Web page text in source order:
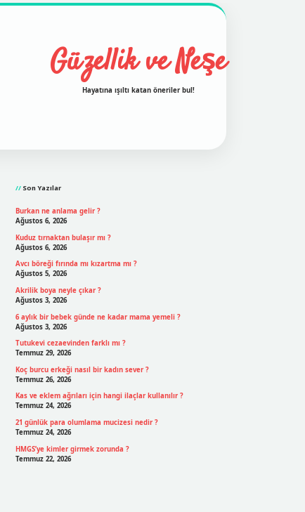
Güzellik ve Neşe
Hayatına ışıltı katan öneriler bul!
Son Yazılar
Burkan ne anlama gelir ?
Ağustos 6, 2026
Kuduz tırnaktan bulaşır mı ?
Ağustos 6, 2026
Avcı böreği fırında mı kızartma mı ?
Ağustos 5, 2026
Akrilik boya neyle çıkar ?
Ağustos 3, 2026
6 aylık bir bebek günde ne kadar mama yemeli ?
Ağustos 3, 2026
Tutukevi cezaevinden farklı mı ?
Temmuz 29, 2026
Koç burcu erkeği nasıl bir kadın sever ?
Temmuz 26, 2026
Kas ve eklem ağrıları için hangi ilaçlar kullanılır ?
Temmuz 24, 2026
21 günlük para olumlama mucizesi nedir ?
Temmuz 24, 2026
HMGS’ye kimler girmek zorunda ?
Temmuz 22, 2026